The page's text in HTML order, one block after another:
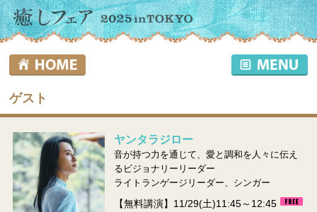
ゲスト
ヤンタラジロー
音が持つ力を通じて、愛と調和を人々に伝え
るビジョナリーリーダー
ライトランゲージリーダー、シンガー
【無料講演】11/29(土)11:45～12:45